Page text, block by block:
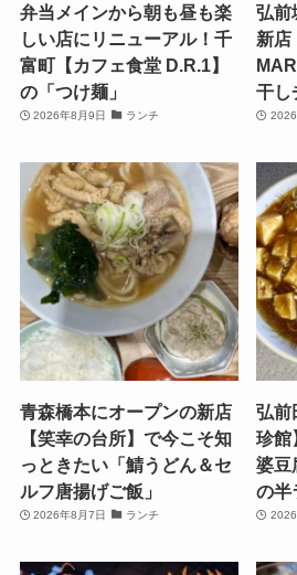
弁当メインから朝も昼も楽
しい店にリニューアル！千
富町【カフェ食堂 D.R.1】
の「つけ麺」
2026年8月9日 ランチ
弘前
新店
干し
青森橋本にオープンの新店
【笑幸の台所】で今こそ知
っときたい「鯖うどん＆セ
ルフ唐揚げご飯」
2026年8月7日 ランチ
弘前
珍館
婆豆
の半